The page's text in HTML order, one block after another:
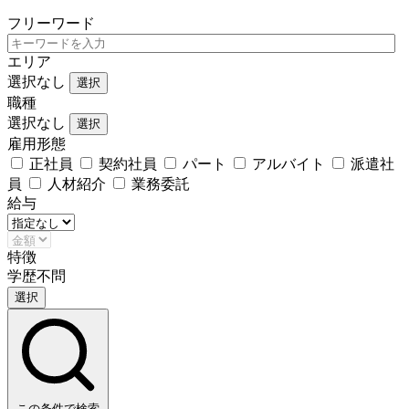
フリーワード
エリア
選択なし
選択
職種
選択なし
選択
雇用形態
正社員
契約社員 パート アルバイト
派遣社
員
人材紹介
業務委託
給与
特徴
学歴不問
選択